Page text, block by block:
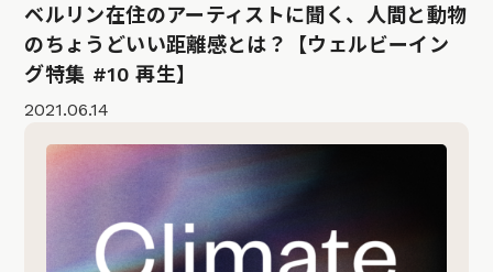
ベルリン在住のアーティストに聞く、人間と動物
のちょうどいい距離感とは？【ウェルビーイン
グ特集 #10 再生】
2021.06.14